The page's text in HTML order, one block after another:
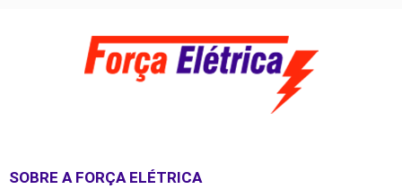
SOBRE A FORÇA ELÉTRICA